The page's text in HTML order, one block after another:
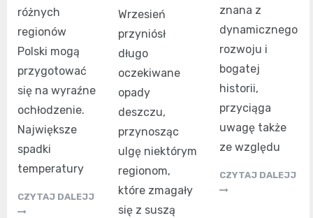
różnych
regionów
Polski mogą
przygotować
się na wyraźne
ochłodzenie.
Największe
spadki
temperatury
CZYTAJ DALEJJ
Wrzesień
przyniósł
długo
oczekiwane
opady
deszczu,
przynosząc
ulgę niektórym
regionom,
które zmagały
się z suszą
znana z
dynamicznego
rozwoju i
bogatej
historii,
przyciąga
uwagę także
ze względu
CZYTAJ DALEJJ